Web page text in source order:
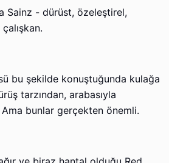
Sainz - dürüst, özeleştirel,
bu şekilde konuştuğunda kulağa
tarzından, arabasıyla
bunlar gerçekten önemli.